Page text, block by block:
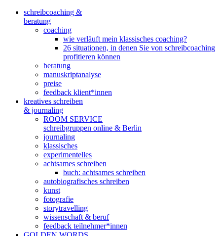
schreibcoaching &
beratung
coaching
wie verläuft mein klassisches coaching?
26 situationen, in denen Sie von schreibcoaching
profitieren können
beratung
manuskriptanalyse
preise
feedback klient*innen
kreatives schreiben
& journaling
ROOM SERVICE
schreibgruppen online & Berlin
journaling
klassisches
experimentelles
achtsames schreiben
buch: achtsames schreiben
autobiografisches schreiben
kunst
fotografie
storytravelling
wissenschaft & beruf
feedback teilnehmer*innen